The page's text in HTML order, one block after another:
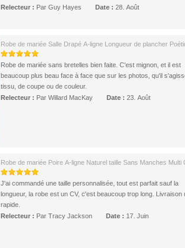
Relecteur : Par Guy Hayes Date : 28. Août
Robe de mariée Salle Drapé A-ligne Longueur de plancher
Robe de mariée sans bretelles bien faite. C'est mignon, et il est
beaucoup plus beau face à face que sur les photos, qu'il
tissu, de coupe ou de couleur.
Relecteur : Par Willard MacKay Date : 23. Août
Robe de mariée Poire A-ligne Naturel taille Sans Manches Multi
J'ai commandé une taille personnalisée, tout est parfait sauf la
longueur, la robe est un CV, c'est beaucoup trop long. Livraison
rapide.
Relecteur : Par Tracy Jackson Date : 17. Juin